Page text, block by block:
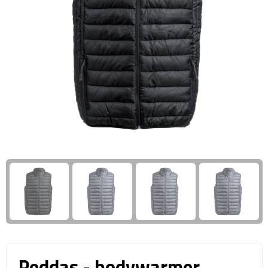
Business trolleys
Documententassen
Kledingtassen
Laptophoezen & -tassen
Reistassen & Trolleys
Reistassen
Trolleys
Wellness Giftsets